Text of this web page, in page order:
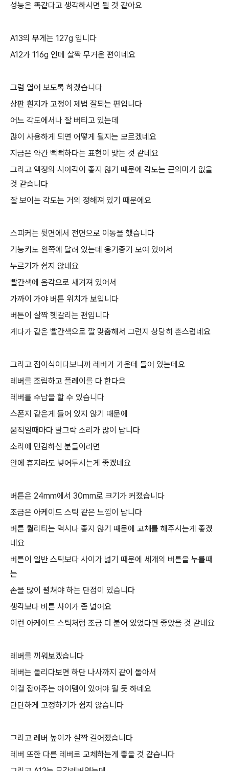
성능은 똑같다고 생각하시면 될 것 같아요
A13의 무게는 127g 입니다
A12가 116g 인데 살짝 무거운 편이네요
그럼 열어 보도록 하겠습니다
상판 흰지가 고정이 제법 잘되는 편입니다
어느 각도에서나 잘 버티고 있는데
많이 사용하게 되면 어떻게 될지는 모르겠네요
지금은 약간 뻑뻑하다는 표현이 맞는 것 같네요
그리고 액정의 시야각이 좋지 않기 때문에 각도는 큰의미가 없을
것 같습니다
잘 보이는 각도는 거의 정해져 있기 때문에요
스피커는 뒷면에서 전면으로 이동을 했습니다
기능키도 왼쪽에 달려 있는데 옹기종기 모여 있어서
누르기가 쉽지 않네요
빨간색에 음각으로 새겨져 있어서
가까이 가야 버튼 위치가 보입니다
버튼이 살짝 헷갈리는 편입니다
게다가 같은 빨간색으로 깔 맞춤해서 그런지 상당히 촌스럽네요
그리고 접이식이다보니까 레버가 가운데 들어 있는데요
레버를 조립하고 플레이를 다 한다음
레버를 수납을 할 수 있습니다
스폰지 같은게 들어 있지 않기 때문에
움직일때마다 딸그락 소리가 많이 납니다
소리에 민감하신 분들이라면
안에 휴지라도 넣어두시는게 좋겠네요
버튼은 24mm에서 30mm로 크기가 커졌습니다
조금은 아케이드 스틱 같은 느낌이 납니다
버튼 퀄리티는 역시나 좋지 않기 때문에 교체를 해주시는게 좋겠
네요
버튼이 일반 스틱보다 사이가 넓기 때문에 세개의 버튼을 누를때
는
손을 많이 펼쳐야 하는 단점이 있습니다
생각보다 버튼 사이가 좀 넓어요
이런 아케이드 스틱처럼 조금 더 붙어 있었다면 좋았을 것 같네요
레버를 끼워보겠습니다
레버는 돌리다보면 하단 나사까지 같이 돌아서
이걸 잡아주는 아이템이 있어야 될 듯 하네요
단단하게 고정하기가 쉽지 않습니다
그리고 레버 높이가 살짝 길어졌습니다
레버 또한 다른 레버로 교체하는게 좋을 것 같습니다